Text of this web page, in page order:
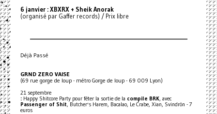
6 janvier : XBXRX + Sheik Anorak
(organisé par Gaffer records) / Prix libre
Déjà Passé
GRND ZERO VAISE
(69 rue gorge de loup - métro Gorge de loup - 69 009 Lyon)
21 septembre
:Happy Shitcore Party pour fêter la sortie de la compile BRK, avec
Passenger of Shit, Butcher's Harem, Bacalao, Le Crabe, Xian, Svindrön - 7
euros